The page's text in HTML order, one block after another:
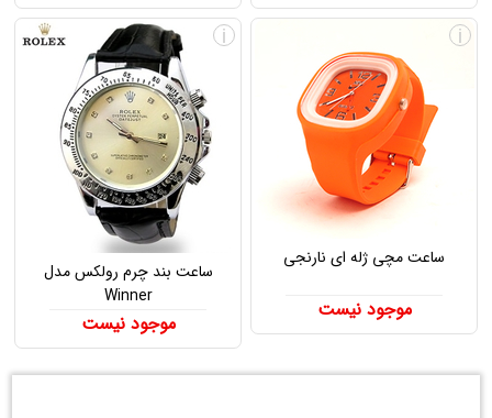
ساعت مچی ژله ای نارنجی
موجود نیست
i
ساعت بند چرم رولکس مدل
Winner
موجود نیست
i